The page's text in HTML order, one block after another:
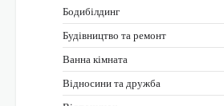
Бодибілдинг
Будівництво та ремонт
Ванна кімната
Відносини та дружба